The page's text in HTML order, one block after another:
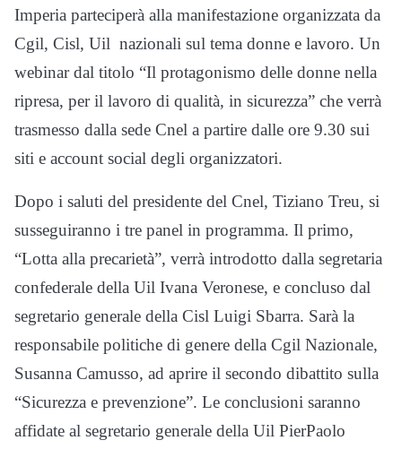
Imperia parteciperà alla manifestazione organizzata da
Cgil, Cisl, Uil nazionali sul tema donne e lavoro. Un
webinar dal titolo “Il protagonismo delle donne nella
ripresa, per il lavoro di qualità, in sicurezza” che verrà
trasmesso dalla sede Cnel a partire dalle ore 9.30 sui
siti e account social degli organizzatori.
Dopo i saluti del presidente del Cnel, Tiziano Treu, si
susseguiranno i tre panel in programma. Il primo,
“Lotta alla precarietà”, verrà introdotto dalla segretaria
confederale della Uil Ivana Veronese, e concluso dal
segretario generale della Cisl Luigi Sbarra. Sarà la
responsabile politiche di genere della Cgil Nazionale,
Susanna Camusso, ad aprire il secondo dibattito sulla
“Sicurezza e prevenzione”. Le conclusioni saranno
affidate al segretario generale della Uil PierPaolo